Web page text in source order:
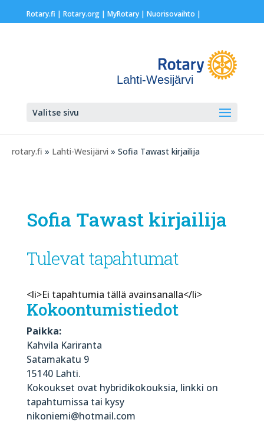
Rotary.fi | Rotary.org| MyRotary | Nuorisovaihto |
Lahti-Wesijärvi
Valitse sivu
rotary.fi » Lahti-Wesijärvi » Sofia Tawast kirjailija
Sofia Tawast kirjailija
Tulevat tapahtumat
<li>Ei tapahtumia tällä avainsanalla</li>
Kokoontumistiedot
Paikka:
Kahvila Kariranta
Satamakatu 9
15140 Lahti.
Kokoukset ovat hybridikokouksia, linkki on
tapahtumissa tai kysy
nikoniemi@hotmail.com